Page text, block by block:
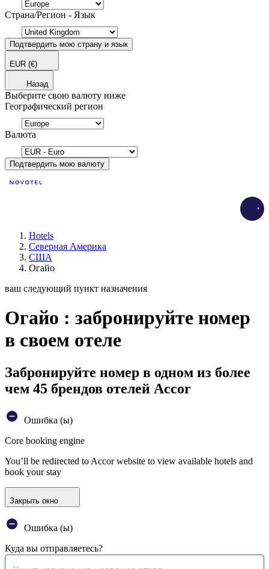
Страна/Регион - Язык
Подтвердить мою страну и язык
EUR (€)
Назад
Выберите свою валюту ниже
Географический регион
Валюта
Подтвердить мою валюту
Hotels
Северная Америка
США
Огайо
ваш следующий пункт назначения
Огайо : забронируйте номер
в своем отеле
Забронируйте номер в одном из более
чем 45 брендов отелей Accor
Ошибка (ы)
Core booking engine
You’ll be redirected to Accor website to view available hotels and
book your stay
Закрыть окно
Ошибка (ы)
Куда вы отправляетесь?